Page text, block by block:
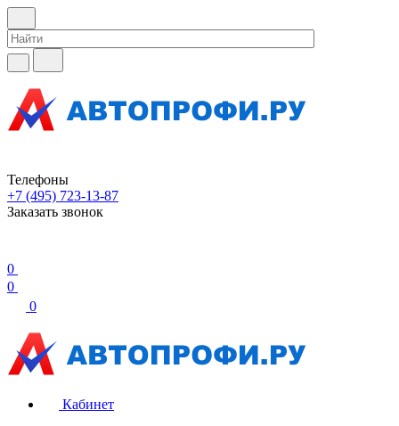
Телефоны
+7 (495) 723-13-87
Заказать звонок
0
0
0
Кабинет